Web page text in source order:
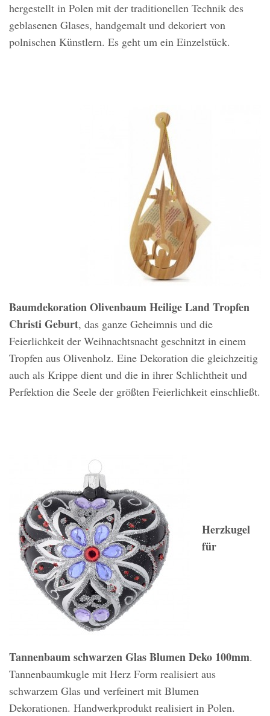
hergestellt in Polen mit der traditionellen Technik des
geblasenen Glases, handgemalt und dekoriert von
polnischen Künstlern. Es geht um ein Einzelstück.
Baumdekoration Olivenbaum Heilige Land Tropfen
Christi Geburt, das ganze Geheimnis und die
Feierlichkeit der Weihnachtsnacht geschnitzt in einem
Tropfen aus Olivenholz. Eine Dekoration die gleichzeitig
auch als Krippe dient und die in ihrer Schlichtheit und
Perfektion die Seele der größten Feierlichkeit einschließt.
Herzkugel
für
Tannenbaum schwarzen Glas Blumen Deko 100mm.
Tannenbaumkugle mit Herz Form realisiert aus
schwarzem Glas und verfeinert mit Blumen
Dekorationen. Handwerkprodukt realisiert in Polen.